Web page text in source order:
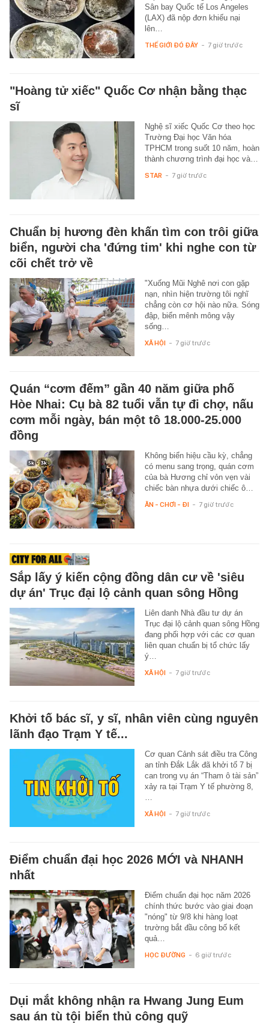
Sân bay Quốc tế Los Angeles
(LAX) đã nộp đơn khiếu nại
lên…
THẾ GIỚI ĐÓ ĐÂY - 7 giờ trước
"Hoàng tử xiếc" Quốc Cơ nhận bằng thạc
sĩ
Nghệ sĩ xiếc Quốc Cơ theo học
Trường Đại học Văn hóa
TPHCM trong suốt 10 năm, hoàn
thành chương trình đại học và…
STAR - 7 giờ trước
Chuẩn bị hương đèn khấn tìm con trôi giữa
biển, người cha 'đứng tim' khi nghe con từ
cõi chết trở về
"Xuống Mũi Nghê nơi con gặp
nạn, nhìn hiện trường tôi nghĩ
chẳng còn cơ hội nào nữa. Sóng
đập, biển mênh mông vậy
sống…
XÃ HỘI - 7 giờ trước
Quán “cơm đếm” gần 40 năm giữa phố
Hòe Nhai: Cụ bà 82 tuổi vẫn tự đi chợ, nấu
cơm mỗi ngày, bán một tô 18.000-25.000
đồng
Không biển hiệu cầu kỳ, chẳng
có menu sang trọng, quán cơm
của bà Hương chỉ vỏn vẹn vài
chiếc bàn nhựa dưới chiếc ô…
ĂN - CHƠI - ĐI - 7 giờ trước
Sắp lấy ý kiến cộng đồng dân cư về 'siêu
dự án' Trục đại lộ cảnh quan sông Hồng
Liên danh Nhà đầu tư dự án
Trục đại lộ cảnh quan sông Hồng
đang phối hợp với các cơ quan
liên quan chuẩn bị tổ chức lấy
ý…
XÃ HỘI - 7 giờ trước
Khởi tố bác sĩ, y sĩ, nhân viên cùng nguyên
lãnh đạo Trạm Y tế...
Cơ quan Cảnh sát điều tra Công
an tỉnh Đắk Lắk đã khởi tố 7 bị
can trong vụ án “Tham ô tài sản”
xảy ra tại Trạm Y tế phường 8,
…
XÃ HỘI - 7 giờ trước
Điểm chuẩn đại học 2026 MỚI và NHANH
nhất
Điểm chuẩn đại học năm 2026
chính thức bước vào giai đoạn
"nóng" từ 9/8 khi hàng loạt
trường bắt đầu công bố kết
quả…
HỌC ĐƯỜNG - 6 giờ trước
Dụi mắt không nhận ra Hwang Jung Eum
sau án tù tội biển thủ công quỹ